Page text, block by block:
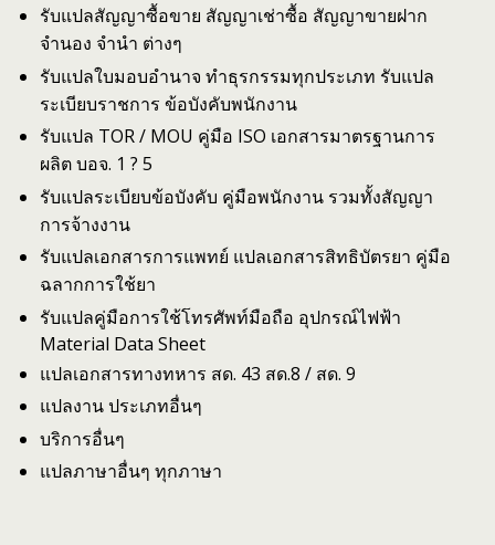
รับแปลสัญญาซื้อขาย สัญญาเช่าซื้อ สัญญาขายฝาก
จำนอง จำนำ ต่างๆ
รับแปลใบมอบอำนาจ ทำธุรกรรมทุกประเภท รับแปล
ระเบียบราชการ ข้อบังคับพนักงาน
รับแปล TOR / MOU คู่มือ ISO เอกสารมาตรฐานการ
ผลิต บอจ. 1 ? 5
รับแปลระเบียบข้อบังคับ คู่มือพนักงาน รวมทั้งสัญญา
การจ้างงาน
รับแปลเอกสารการแพทย์ แปลเอกสารสิทธิบัตรยา คู่มือ
ฉลากการใช้ยา
รับแปลคู่มือการใช้โทรศัพท์มือถือ อุปกรณ์ไฟฟ้า
Material Data Sheet
แปลเอกสารทางทหาร สด. 43 สด.8 / สด. 9
แปลงาน ประเภทอื่นๆ
บริการอื่นๆ
แปลภาษาอื่นๆ ทุกภาษา